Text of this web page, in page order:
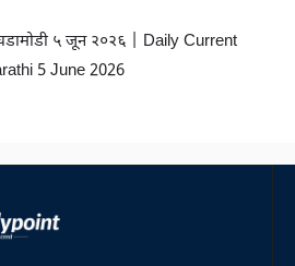
५ जून २०२६ | Daily Current
5 June 2026